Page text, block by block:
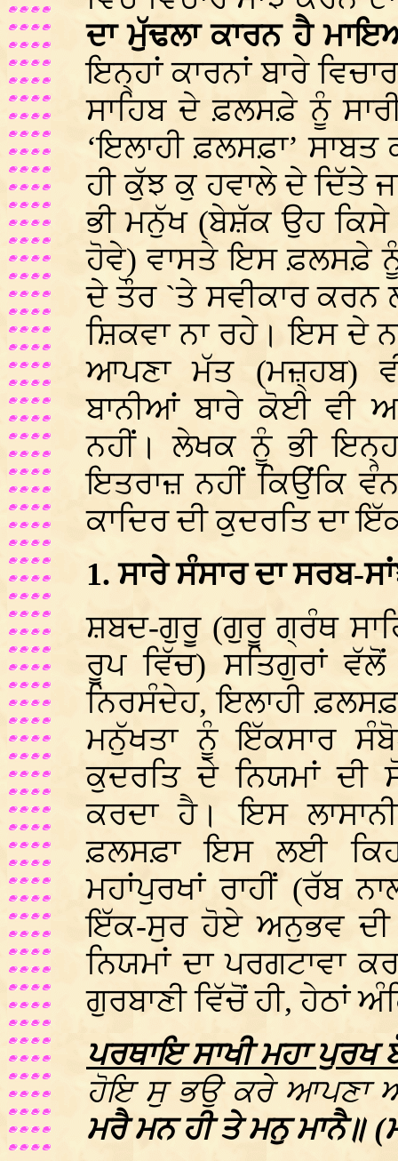
ਦਾ ਮੁੱਢਲਾ ਕਾਰਨ ਹੈ
ਇਨ੍ਹਾਂ ਕਾਰਨਾਂ ਬਾਰੇ
ਸਾਹਿਬ ਦੇ ਫ਼ਲਸਫ਼ੇ ਨੂੰ
‘ਇਲਾਹੀ ਫ਼ਲਸਫ਼ਾ’
ਹੀ ਕੁੱਝ ਕੁ ਹਵਾਲੇ ਦੇ ਦਿੱਤੇ
ਭੀ ਮਨੁੱਖ (ਬੇਸ਼ੱਕ ਉਹ ਕਿਸੇ
ਹੋਵੇ) ਵਾਸਤੇ ਇਸ ਫ਼ਲਸਫ਼ੇ
ਦੇ ਤੌਰ `ਤੇ ਸਵੀਕਾਰ
ਸ਼ਿਕਵਾ ਨਾ ਰਹੇ। ਇਸ ਦੇ
ਆਪਣਾ ਮੱਤ (ਮਜ਼੍ਹਬ)
ਬਾਨੀਆਂ ਬਾਰੇ ਕੋਈ ਵੀ
ਨਹੀਂ। ਲੇਖਕ ਨੂੰ ਭੀ
ਇਤਰਾਜ਼ ਨਹੀਂ ਕਿਉਂਕਿ
ਕਾਦਿਰ ਦੀ ਕੁਦਰਤਿ ਦਾ
1. ਸਾਰੇ ਸੰਸਾਰ ਦਾ ਸਰਬ-
ਸ਼ਬਦ-ਗੁਰੂ (ਗੁਰੂ ਗ੍ਰੰਥ
ਰੂਪ ਵਿੱਚ) ਸਤਿਗੁਰਾਂ
ਨਿਰਸੰਦੇਹ, ਇਲਾਹੀ
ਮਨੁੱਖਤਾ ਨੂੰ ਇੱਕਸਾਰ
ਕੁਦਰਤਿ ਦੇ ਨਿਯਮਾਂ ਦੀ
ਕਰਦਾ ਹੈ। ਇਸ
ਫ਼ਲਸਫ਼ਾ ਇਸ ਲਈ
ਮਹਾਂਪੁਰਖਾਂ ਰਾਹੀਂ (ਰੱਬ
ਇੱਕ-ਸੁਰ ਹੋਏ ਅਨੁਭਵ ਦੀ
ਨਿਯਮਾਂ ਦਾ ਪਰਗਟਾਵਾ
ਗੁਰਬਾਣੀ ਵਿੱਚੋਂ ਹੀ, ਹੇਠਾਂ
ਪਰਥਾਇ ਸਾਖੀ ਮਹਾ
ਹੋਇ ਸੁ ਭਉ ਕਰੇ ਆਪਣਾ
ਮਰੈ ਮਨ ਹੀ ਤੇ ਮਨੁ ਮਾਨੈ॥